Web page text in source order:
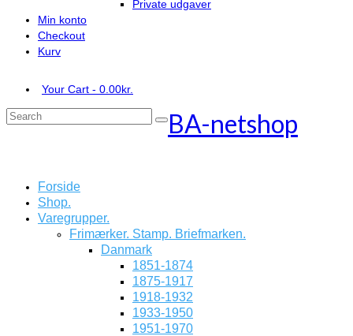
Private udgaver
Min konto
Checkout
Kurv
Your Cart - 0.00kr.
Search
BA-netshop
Forside
Shop.
Varegrupper.
Frimærker. Stamp. Briefmarken.
Danmark
1851-1874
1875-1917
1918-1932
1933-1950
1951-1970